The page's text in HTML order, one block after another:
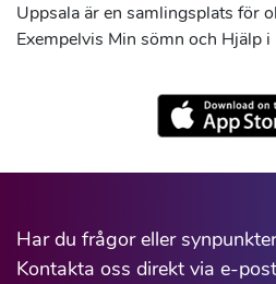
Uppsala är en samlingsplats för
Exempelvis Min sömn och Hjälp i
Har du frågor eller
Kontakta oss direkt via e-